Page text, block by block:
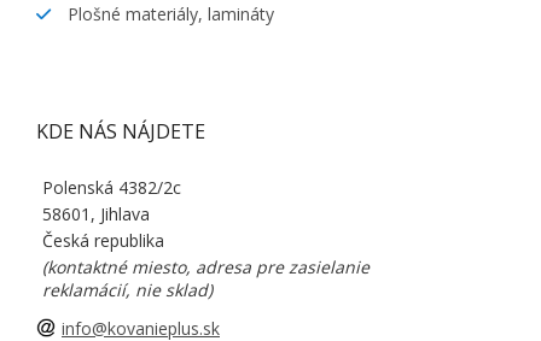
Plošné materiály, lamináty
KDE NÁS NÁJDETE
Polenská 4382/2c
58601, Jihlava
Česká republika
(kontaktné miesto, adresa pre zasielanie
reklamácií, nie sklad)
info@kovanieplus.sk